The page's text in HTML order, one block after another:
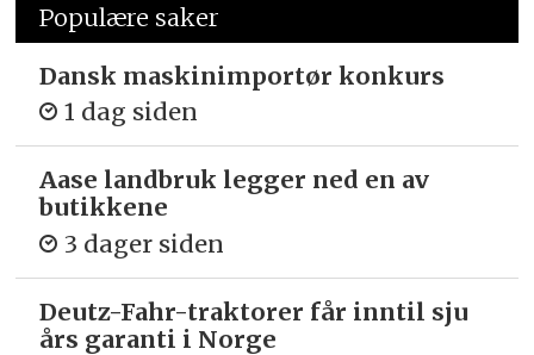
Populære saker
Dansk maskinimportør konkurs
1 dag siden
Aase landbruk legger ned en av
butikkene
3 dager siden
Deutz-Fahr-traktorer får inntil sju
års garanti i Norge